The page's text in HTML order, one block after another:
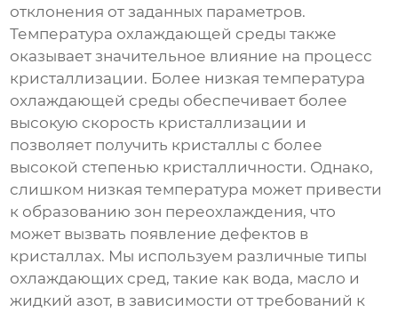
отклонения от заданных параметров.
Температура охлаждающей среды также
оказывает значительное влияние на процесс
кристаллизации. Более низкая температура
охлаждающей среды обеспечивает более
высокую скорость кристаллизации и
позволяет получить кристаллы с более
высокой степенью кристалличности. Однако,
слишком низкая температура может привести
к образованию зон переохлаждения, что
может вызвать появление дефектов в
кристаллах. Мы используем различные типы
охлаждающих сред, такие как вода, масло и
жидкий азот, в зависимости от требований к